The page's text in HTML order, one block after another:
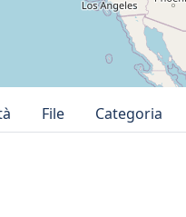
File Categoria